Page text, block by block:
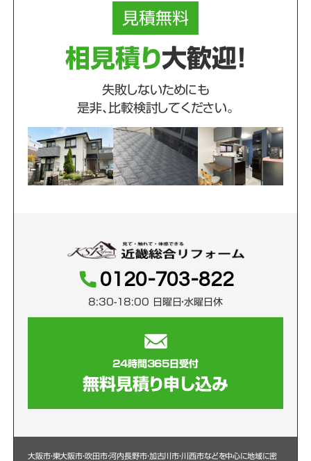
見積無料
相見積り大歓迎！
失敗しないためにも
是非、比較検討してください。
0120-703-822
8:30-18:00 日曜日・水曜日休
24時間365日受付
無料見積り申し込み
大阪市・東大阪市・吹田市・河内長野市・加古川市・川西市などを中心に地域に密